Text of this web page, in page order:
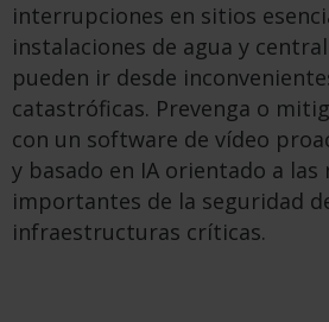
interrupciones en sitios
instalaciones de agua y
pueden ir desde
catastróficas. Prevenga o
con un software de vídeo
y basado en IA orientado a las
importantes de la seguridad
infraestructuras críticas.